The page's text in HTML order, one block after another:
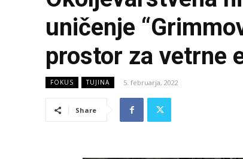
uničenje
prostor za vetrne
FOKUS TUJINA 5. februarja, 2022
Share